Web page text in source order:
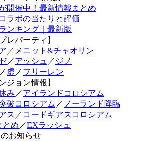
開催中！最新情報まとめ
ラボの当たりと評価
ンキング｜最新版
レパーティ】
／ メニット&チャオリン
／アッシュ ／ ジノ
／ 虚 ／フリーレン
ジョン情報】
み ／アイランドコロシアム
破コロシアム ／ ノーランド降臨
ス ／ コードギアスコロシアム
とめ ／EXラッシュ
お知らせ